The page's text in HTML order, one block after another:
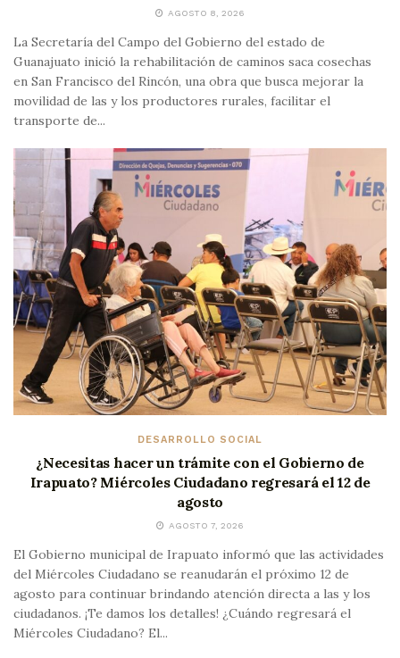
AGOSTO 8, 2026
La Secretaría del Campo del Gobierno del estado de
Guanajuato inició la rehabilitación de caminos saca cosechas
en San Francisco del Rincón, una obra que busca mejorar la
movilidad de las y los productores rurales, facilitar el
transporte de...
DESARROLLO SOCIAL
¿Necesitas hacer un trámite con el Gobierno de
Irapuato? Miércoles Ciudadano regresará el 12 de
agosto
AGOSTO 7, 2026
El Gobierno municipal de Irapuato informó que las actividades
del Miércoles Ciudadano se reanudarán el próximo 12 de
agosto para continuar brindando atención directa a las y los
ciudadanos. ¡Te damos los detalles! ¿Cuándo regresará el
Miércoles Ciudadano? El...